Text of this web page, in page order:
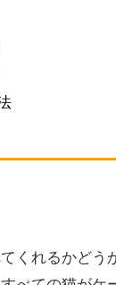
くれるかどう